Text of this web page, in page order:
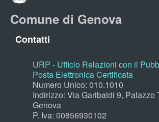
Comune di Genova
Contatti
URP - Ufficio Relazioni con il
Posta Elettronica Certificata
Numero Unico: 010.1010
Indirizzo: Via Garibaldi 9, Palazzo
Genova
P. Iva: 00856930102